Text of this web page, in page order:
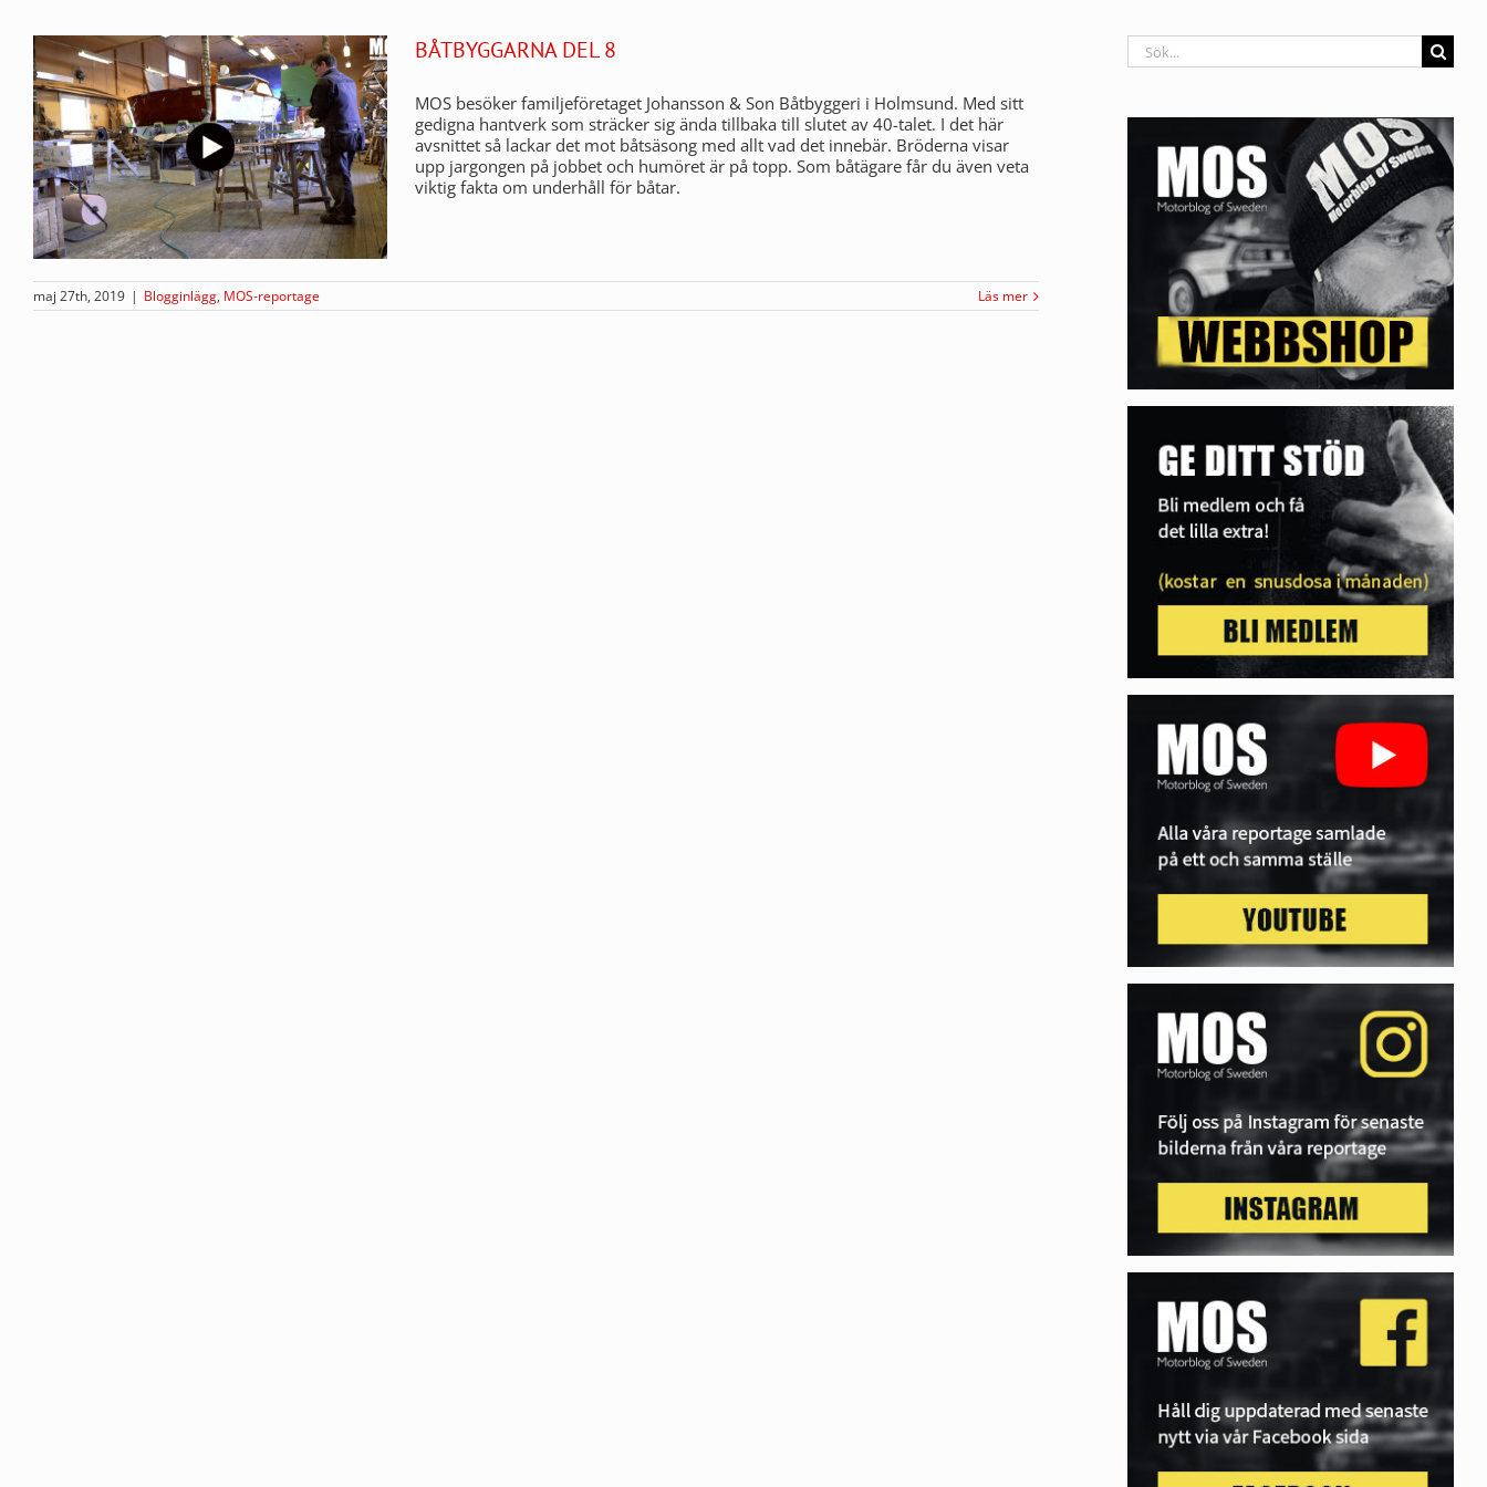
BÅTBYGGARNA DEL 8
MOS besöker familjeföretaget Johansson & Son Båtbyggeri i Holmsund. Med sitt
gedigna hantverk som sträcker sig ända tillbaka till slutet av 40-talet. I det här
avsnittet så lackar det mot båtsäsong med allt vad det innebär. Bröderna visar
upp jargongen på jobbet och humöret är på topp. Som båtägare får du även veta
viktig fakta om underhåll för båtar.
maj 27th, 2019 | Blogginlägg, MOS-reportage Läs mer
Sök
efter: